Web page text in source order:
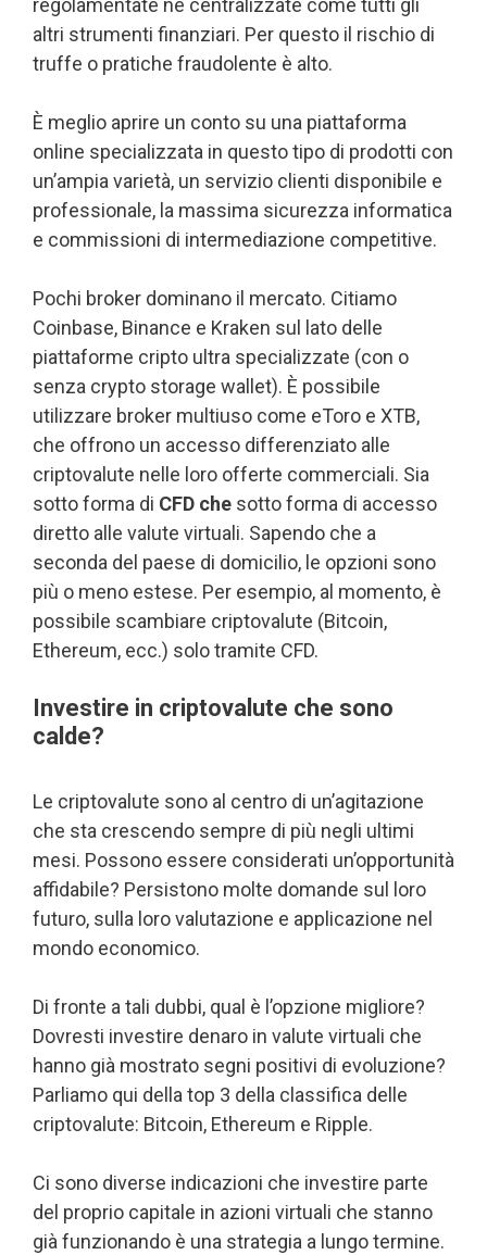
regolamentate né centralizzate come tutti gli
altri strumenti finanziari. Per questo il rischio di
truffe o pratiche fraudolente è alto.
È meglio aprire un conto su una piattaforma
online specializzata in questo tipo di prodotti con
un’ampia varietà, un servizio clienti disponibile e
professionale, la massima sicurezza informatica
e commissioni di intermediazione competitive.
Pochi broker dominano il mercato. Citiamo
Coinbase, Binance e Kraken sul lato delle
piattaforme cripto ultra specializzate (con o
senza crypto storage wallet). È possibile
utilizzare broker multiuso come eToro e XTB,
che offrono un accesso differenziato alle
criptovalute nelle loro offerte commerciali. Sia
sotto forma di CFD che sotto forma di accesso
diretto alle valute virtuali. Sapendo che a
seconda del paese di domicilio, le opzioni sono
più o meno estese. Per esempio, al momento, è
possibile scambiare criptovalute (Bitcoin,
Ethereum, ecc.) solo tramite CFD.
Investire in criptovalute che sono
calde?
Le criptovalute sono al centro di un’agitazione
che sta crescendo sempre di più negli ultimi
mesi. Possono essere considerati un’opportunità
affidabile? Persistono molte domande sul loro
futuro, sulla loro valutazione e applicazione nel
mondo economico.
Di fronte a tali dubbi, qual è l’opzione migliore?
Dovresti investire denaro in valute virtuali che
hanno già mostrato segni positivi di evoluzione?
Parliamo qui della top 3 della classifica delle
criptovalute: Bitcoin, Ethereum e Ripple.
Ci sono diverse indicazioni che investire parte
del proprio capitale in azioni virtuali che stanno
già funzionando è una strategia a lungo termine.